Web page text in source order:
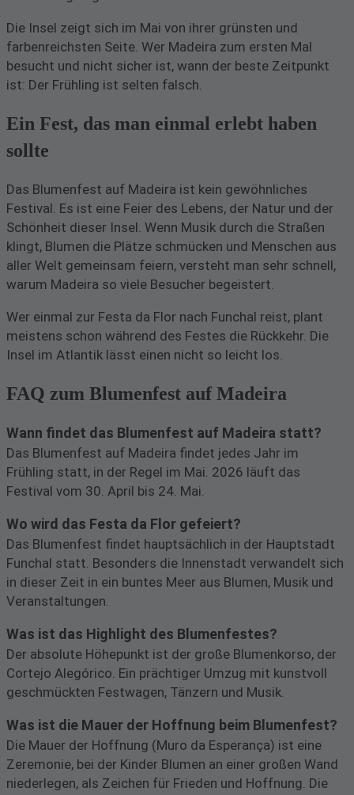
Die Insel zeigt sich im Mai von ihrer grünsten und
farbenreichsten Seite. Wer Madeira zum ersten Mal
besucht und nicht sicher ist, wann der beste Zeitpunkt
ist: Der Frühling ist selten falsch.
Ein Fest, das man einmal erlebt haben
sollte
Das Blumenfest auf Madeira ist kein gewöhnliches
Festival. Es ist eine Feier des Lebens, der Natur und der
Schönheit dieser Insel. Wenn Musik durch die Straßen
klingt, Blumen die Plätze schmücken und Menschen aus
aller Welt gemeinsam feiern, versteht man sehr schnell,
warum Madeira so viele Besucher begeistert.
Wer einmal zur Festa da Flor nach Funchal reist, plant
meistens schon während des Festes die Rückkehr. Die
Insel im Atlantik lässt einen nicht so leicht los.
FAQ zum Blumenfest auf Madeira
Wann findet das Blumenfest auf Madeira statt?
Das Blumenfest auf Madeira findet jedes Jahr im
Frühling statt, in der Regel im Mai. 2026 läuft das
Festival vom 30. April bis 24. Mai.
Wo wird das Festa da Flor gefeiert?
Das Blumenfest findet hauptsächlich in der Hauptstadt
Funchal statt. Besonders die Innenstadt verwandelt sich
in dieser Zeit in ein buntes Meer aus Blumen, Musik und
Veranstaltungen.
Was ist das Highlight des Blumenfestes?
Der absolute Höhepunkt ist der große Blumenkorso, der
Cortejo Alegórico. Ein prächtiger Umzug mit kunstvoll
geschmückten Festwagen, Tänzern und Musik.
Was ist die Mauer der Hoffnung beim Blumenfest?
Die Mauer der Hoffnung (Muro da Esperança) ist eine
Zeremonie, bei der Kinder Blumen an einer großen Wand
niederlegen, als Zeichen für Frieden und Hoffnung. Die